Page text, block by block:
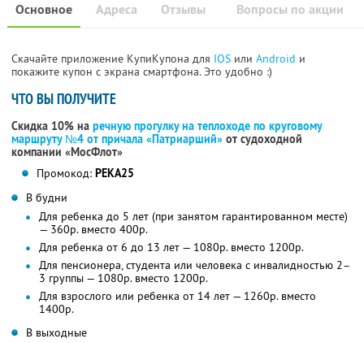
Основное Отзывы Вопросы по акции
Адреса
Скачайте приложение КупиКупона для IOS или Android и
покажите купон с экрана смартфона. Это удобно :)
ЧТО ВЫ ПОЛУЧИТЕ
Скидка 10% на речную прогулку на теплоходе по круговому
маршруту №4 от причала «Патриарший» от судоходной
компании «МосФлот»
Промокод: РЕКА25
В будни
Для ребенка до 5 лет (при занятом гарантированном месте)
— 360р. вместо 400р.
Для ребенка от 6 до 13 лет — 1080р. вместо 1200р.
Для пенсионера, студента или человека с инвалидностью 2–
3 группы — 1080р. вместо 1200р.
Для взрослого или ребенка от 14 лет — 1260р. вместо
1400р.
В выходные